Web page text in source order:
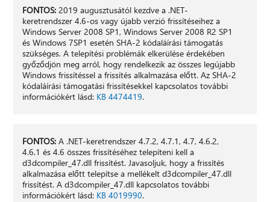
FONTOS:2019 augusztusától kezdve a .NET-
keretrendszer 4.6-os vagy újabb verzió frissítéseihez a
Windows Server 2008 SP1, Windows Server 2008 R2 SP1
és Windows 7SP1 esetén SHA-2 kódaláírási támogatás
szükséges. A telepítési problémák elkerülése érdekében
győződjön meg arról, hogy rendelkezik az összes legújabb
Windows frissítéssel a frissítés alkalmazása előtt. Az SHA-2
kódaláírási támogatási frissítésekkel kapcsolatos további
információkért lásd: KB 4474419.
FONTOS:A .NET-keretrendszer 4.7.2, 4.7.1, 4.7, 4.6.2,
4.6.1 és 4.6 összes frissítéséhez telepíteni kell a
d3dcompiler_47.dll frissítést. Javasoljuk, hogy a frissítés
alkalmazása előtt telepítse a mellékelt d3dcompiler_47.dll
frissítést. A d3dcompiler_47.dll kapcsolatos további
információkért lásd: KB 4019990.